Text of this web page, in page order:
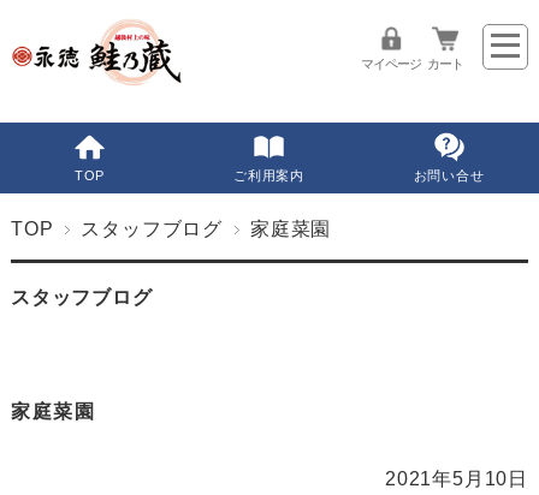
マイページ カート
TOP ご利用案内 お問い合せ
TOP スタッフブログ 家庭菜園
スタッフブログ
家庭菜園
2021年5月10日